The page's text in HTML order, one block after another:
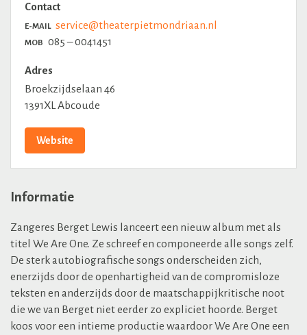
Contact
E-MAIL service@theaterpietmondriaan.nl
MOB 085 – 0041451
Adres
Broekzijdselaan 46
1391XL Abcoude
Website
Informatie
Zangeres Berget Lewis lanceert een nieuw album met als
titel We Are One. Ze schreef en componeerde alle songs zelf.
De sterk autobiografische songs onderscheiden zich,
enerzijds door de openhartigheidvan de compromisloze
teksten en anderzijds door de maatschappijkritische noot
die we van Berget nieteerder zo expliciet hoorde. Berget
koos voor een intieme productie waardoor We Are One een